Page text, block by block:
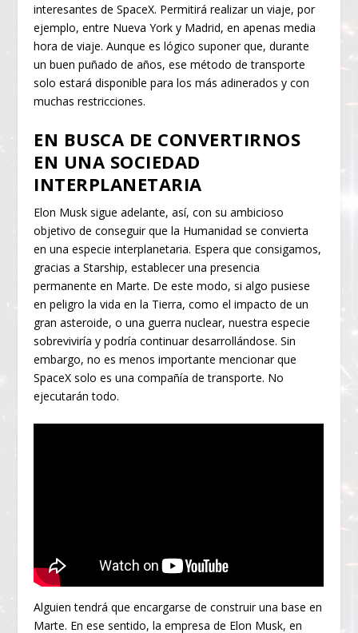
interesantes de SpaceX. Permitirá realizar un viaje, por
ejemplo, entre Nueva York y Madrid, en apenas media
hora de viaje. Aunque es lógico suponer que, durante
un buen puñado de años, ese método de transporte
solo estará disponible para los más adinerados y con
muchas restricciones.
EN BUSCA DE CONVERTIRNOS
EN UNA SOCIEDAD
INTERPLANETARIA
Elon Musk sigue adelante, así, con su ambicioso
objetivo de conseguir que la Humanidad se convierta
en una especie interplanetaria. Espera que consigamos,
gracias a Starship, establecer una presencia
permanente en Marte. De este modo, si algo pusiese
en peligro la vida en la Tierra, como el impacto de un
gran asteroide, o una guerra nuclear, nuestra especie
sobreviviría y podría continuar desarrollándose. Sin
embargo, no es menos importante mencionar que
SpaceX solo es una compañía de transporte. No
ejecutarán todo.
Alguien tendrá que encargarse de construir una base en
Marte. En ese sentido, la empresa de Elon Musk, en